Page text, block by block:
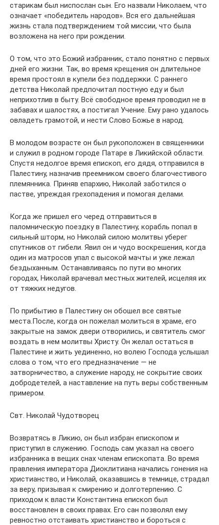
старикам был ниспослан сын. Его назвали Николаем, что
означает «победитель народов». Вся его дальнейшая
жизнь стала подтверждением той миссии, что была
возложена на него при рождении.
О том, что это Божий избранник, стало понятно с первых
дней его жизни. Так, во время крещения он длительное
время простоял в купели без поддержки. С раннего
детства Николай предпочитал постную еду и был
неприхотлив в быту. Всё свободное время проводил не в
забавах и шалостях, а постигал Учение. Ему рано удалось
овладеть грамотой, и нести Слово Божье в народ.
В молодом возрасте он был рукоположен в священники
и служил в родном городе Патаре в Ликийской области.
Спустя недолгое время епископ, его дядя, отправился в
Палестину, назначив преемником своего благочестивого
племянника. Приняв епархию, Николай заботился о
пастве, упреждая грехопадения и помогая делами.
Когда же пришел его черед отправиться в
паломническую поездку в Палестину, корабль попал в
сильный шторм, но Николай силою молитвы уберег
спутников от гибели. Явил он и чудо воскрешения, когда
один из матросов упал с высокой мачты и уже лежал
бездыханным. Останавливаясь по пути во многих
городах, Николай врачевал местных жителей, исцеляя их
от тяжких недугов.
По прибытию в Палестину он обошел все святые
места.После, когда он пожелал молиться в храме, его
закрытые на замок двери отворились, и святитель смог
воздать в нем молитвы Христу. Он желал остаться в
Палестине и жить уединенно, но волею Господа услышал
слова о том, что его предназначение — не
затворничество, а служение народу, не сокрытие своих
добродетелей, а наставление на путь веры собственным
примером.
Свт. Николай Чудотворец
Возвратясь в Ликию, он был избран епископом и
приступил в служению. Господь сам указал на своего
избранника в вещих снах членам епископата. Во время
правления императора Диоклитиана начались гонения на
христианство, и Николай, оказавшись в темнице, страдал
за веру, призывая к смирению и долготерпению. С
приходом к власти Константина епископ был
восстановлен в своих правах. Его сан позволял ему
ревностно отстаивать христианство и бороться с